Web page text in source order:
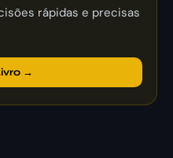
rápidas e precisas
→